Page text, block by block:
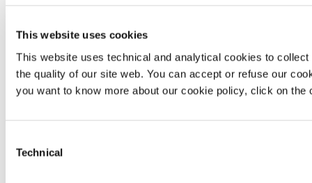
This website uses cookies
This website uses technical and analytical cookies to
the quality of our site web. You can accept or refuse our
you want to know more about our cookie policy, click on
Selection
Technical
Gases
Argon- Ar
Azoto- N2
Acetilene AD- C2H2
Anidride Carbonica